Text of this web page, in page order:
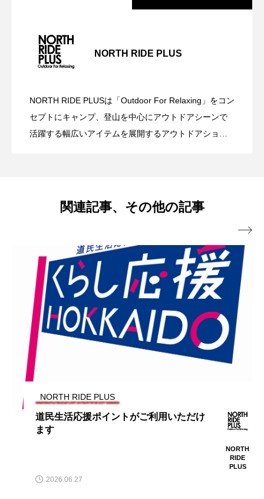
NORTH RIDE PLUS
NORTH RIDE PLUSは「Outdoor For Relaxing」をコン
セプトにキャンプ、登山を中心にアウトドアシーンで
活躍する幅広いアイテムを展開するアウトドアショッ
せて選べる！ 熊よけ・熊撃退スプレー
2026.07.26 ABLE CARRY（エイブルキャリー）
レインブランド「HUS.」
2026.07.01 Vポイント5倍【7/1～7/31】
2026.06.27 道民生活応援ポイントがご利用いただけ
2026.05.18 【finetrack】ドライレイヤー・ノベルテ
ィキャンペーン
2026.04.11 Vポイント利用スタート
関連記事、その他の記事
NORTH RIDE PLUS
道民生活応援ポイントがご利用いただけ
ます
NORTH
RIDE
PLUS
2026.06.27
